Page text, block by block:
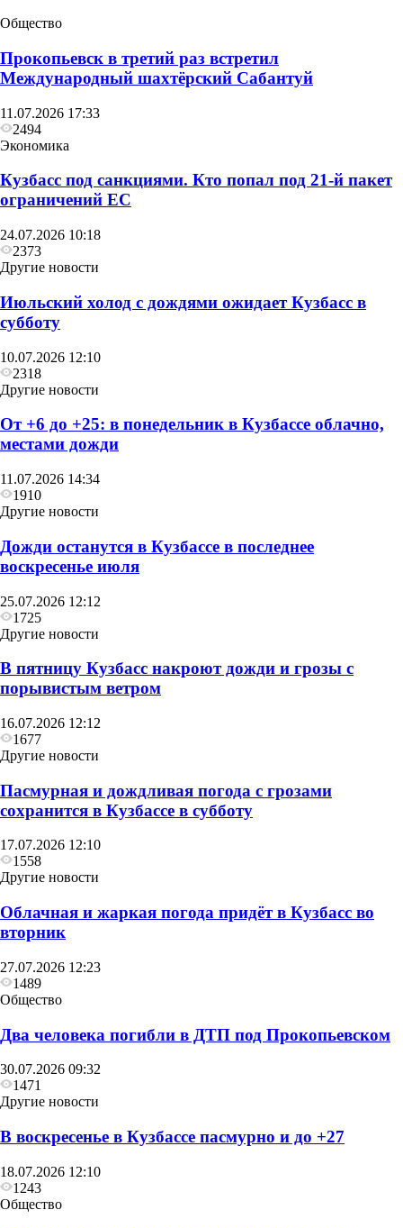
Другие новости
В воскресенье в Кузбассе сначала похолодает до
+6, а затем потеплеет до +27
Общество
Прокопьевск в третий раз встретил
Международный шахтёрский Сабантуй
11.07.2026 17:33
2494
Экономика
Кузбасс под санкциями. Кто попал под 21‑й пакет
ограничений ЕС
24.07.2026 10:18
2373
Другие новости
Июльский холод с дождями ожидает Кузбасс в
субботу
10.07.2026 12:10
2318
Другие новости
От +6 до +25: в понедельник в Кузбассе облачно,
местами дожди
11.07.2026 14:34
1910
Другие новости
Дожди останутся в Кузбассе в последнее
воскресенье июля
25.07.2026 12:12
1725
Другие новости
В пятницу Кузбасс накроют дожди и грозы с
порывистым ветром
16.07.2026 12:12
1677
Другие новости
Пасмурная и дождливая погода с грозами
сохранится в Кузбассе в субботу
17.07.2026 12:10
1558
Другие новости
Облачная и жаркая погода придёт в Кузбасс во
вторник
27.07.2026 12:23
1489
Общество
Два человека погибли в ДТП под Прокопьевском
30.07.2026 09:32
1471
Другие новости
В воскресенье в Кузбассе пасмурно и до +27
18.07.2026 12:10
1243
Общество